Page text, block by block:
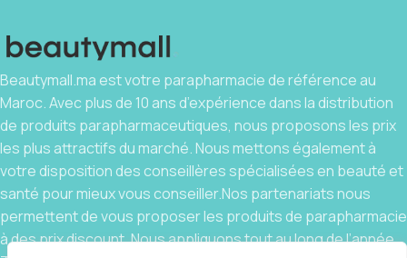
Beautymall.ma est votre parapharmacie de référence au
Maroc. Avec plus de 10 ans d’expérience dans la distribution
de produits parapharmaceutiques, nous proposons les prix
les plus attractifs du marché. Nous mettons également à
votre disposition des conseillères spécialisées en beauté et
santé pour mieux vous conseiller.Nos partenariats nous
permettent de vous proposer les produits de parapharmacie
à des prix discount. Nous appliquons tout au long de l’année